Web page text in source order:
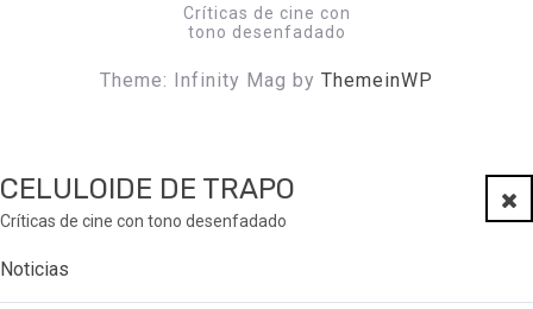
Críticas de cine con
tono desenfadado
Theme: Infinity Mag by ThemeinWP
CELULOIDE DE TRAPO
Críticas de cine con tono desenfadado
Noticias